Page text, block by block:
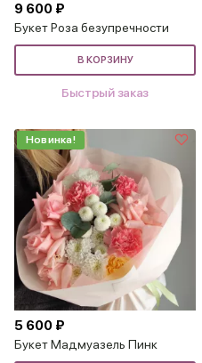
9 600 ₽
Букет Роза безупречности
В КОРЗИНУ
Быстрый заказ
Новинка!
5 600 ₽
Букет Мадмуазель Пинк